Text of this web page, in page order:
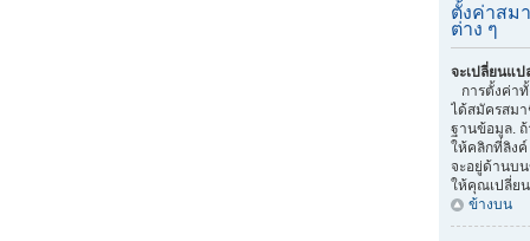
ตั้งค่าสม
ต่าง ๆ
จะเปลี่ยนแป
การตั้งค่า
ได้สมัครสมา
ฐานข้อมูล. ถ้
ให้คลิกที่ลิง
จะอยู่ด้านบ
ให้คุณเปลี่ย
ข้างบน